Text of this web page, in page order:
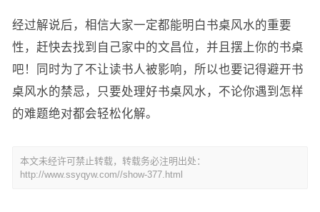
经过解说后，相信大家一定都能明白书桌风水的重要
性，赶快去找到自己家中的文昌位，并且摆上你的书桌
吧！同时为了不让读书人被影响，所以也要记得避开书
桌风水的禁忌，只要处理好书桌风水，不论你遇到怎样
的难题绝对都会轻松化解。
本文未经许可禁止转载，转载务必注明出处：
http://www.ssyqyw.com//show-377.html